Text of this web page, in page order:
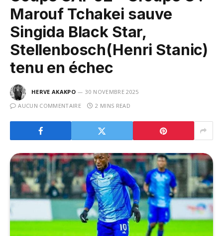
Marouf Tchakei sauve
Singida Black Star,
Stellenbosch(Henri Stanic)
tenu en échec
HERVE AKAKPO
30 NOVEMBRE 2025
AUCUN COMMENTAIRE
2 MINS READ